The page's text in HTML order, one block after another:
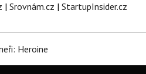
| Srovnám.cz | StartupInsider.cz
Heroine